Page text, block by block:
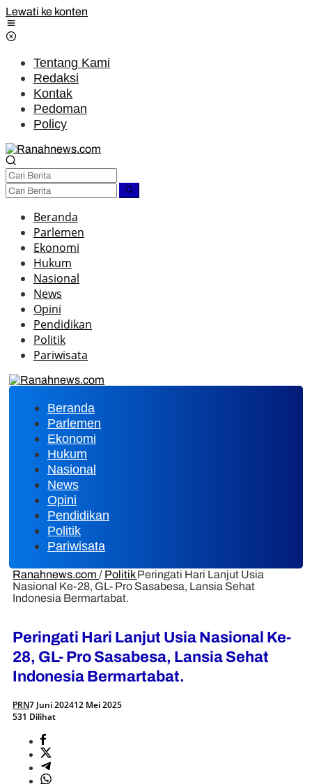
Lewati ke konten
Tentang Kami
Redaksi
Kontak
Pedoman
Policy
Beranda
Parlemen
Ekonomi
Hukum
Nasional
News
Opini
Pendidikan
Politik
Pariwisata
Beranda
Parlemen
Ekonomi
Hukum
Nasional
News
Opini
Pendidikan
Politik
Pariwisata
Ranahnews.com / Politik Peringati Hari Lanjut Usia
Nasional Ke-28, GL- Pro Sasabesa, Lansia Sehat
Indonesia Bermartabat.
Peringati Hari Lanjut Usia Nasional Ke-
28, GL- Pro Sasabesa, Lansia Sehat
Indonesia Bermartabat.
PRN7 Juni 202412 Mei 2025
531 Dilihat